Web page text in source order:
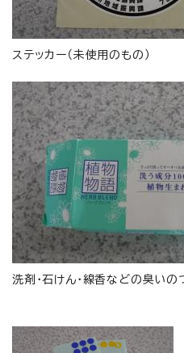
ステッカー（未使用のもの）
洗剤・石けん・線香などの臭いの